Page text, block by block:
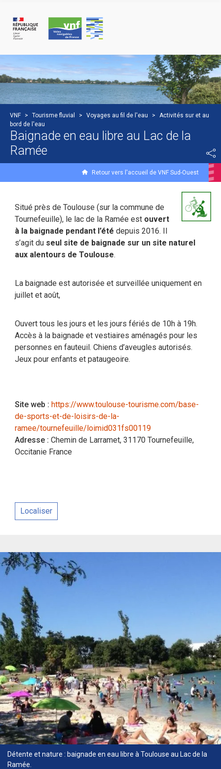
VNF > Tourisme fluvial > Voyages au fil de l'eau >
Activités sur et au
bord de l'eau
Baignade en eau libre au Lac de la
Ramée
Retour vers l'accueil de VNF Sud-Ouest
Situé près de Toulouse (sur la commune de
Tournefeuille), le lac de la Ramée est ouvert
à la baignade pendant l’été depuis 2016. Il
s’agit du seul site de baignade sur un site naturel
aux alentours de Toulouse.
La baignade est autorisée et surveillée uniquement en
juillet et août,
Ouvert tous les jours et les jours fériés de 10h à 19h.
Accès à la baignade et vestiaires aménagés pour les
personnes en fauteuil. Chiens d’aveugles autorisés.
Jeux pour enfants et pataugeoire.
Site web : https://www.toulouse-tourisme.com/base-
de-sports-et-de-loisirs-de-la-
ramee/tournefeuille/loimid031fs00119
Adresse : Chemin de Larramet, 31170 Tournefeuille,
Occitanie France
Localiser
Détente et nature : baignade en eau libre à Toulouse au Lac de la
Ramée.